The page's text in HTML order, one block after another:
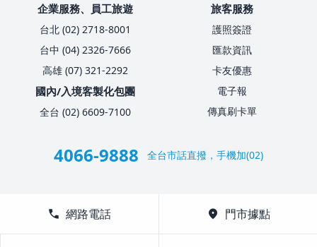
企業服務、員工旅遊
台北 (02) 2718-8001
台中 (04) 2326-7666
高雄 (07) 321-2292
國內/入境客製化包團
全台 (02) 6609-7100
旅客服務
護照簽證
匯款資訊
卡友優惠
電子報
傳真刷卡單
4066-9888 全台市話直撥，手機加(02)
call 網路電話 location_on 門市據點